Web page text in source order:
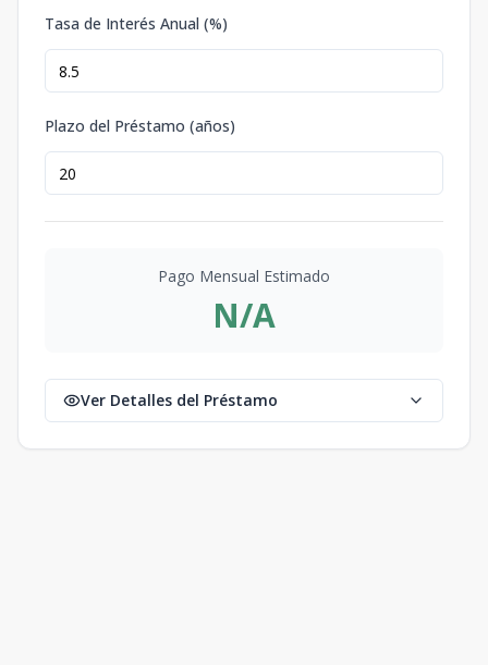
Tasa de Interés Anual (%)
Plazo del Préstamo (años)
Pago Mensual Estimado
N/A
Ver Detalles del Préstamo